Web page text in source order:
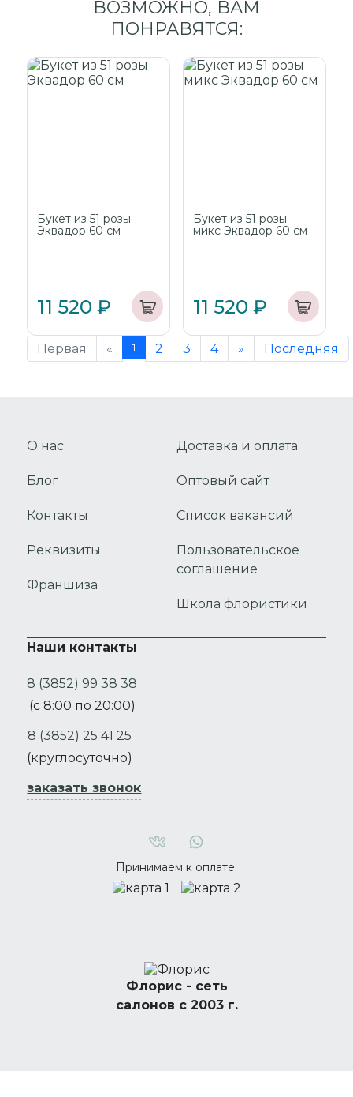
ВОЗМОЖНО, ВАМ
ПОНРАВЯТСЯ:
Букет из 51 розы
Эквадор 60 см
11 520 ₽
Букет из 51 розы
микс Эквадор 60 см
11 520 ₽
Первая « 1 2 3 4 » Последняя
Флорис - сеть
салонов с 2003 г.
Принимаем к оплате:
О нас
Блог
Контакты
Реквизиты
Франшиза
Доставка и оплата
Оптовый сайт
Список вакансий
Пользовательское
соглашение
Школа флористики
Наши контакты
8 (3852) 99 38 38
(с 8:00 по 20:00)
8 (3852) 25 41 25
(круглосуточно)
заказать звонок